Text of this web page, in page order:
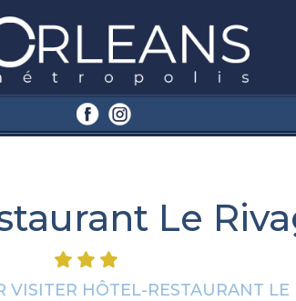
Le
VISITER HÔTEL-RESTAURANT LE